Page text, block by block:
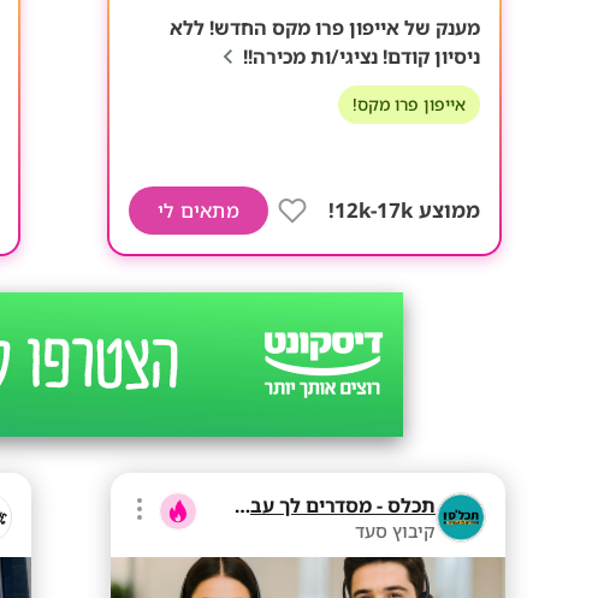
מענק של אייפון פרו מקס החדש! ללא
ניסיון קודם! נציגי/ות מכירה!!
אייפון פרו מקס!
ממוצע 12k-17k! מתאים לי
תכלס - מסדרים לך עבודה
קיבוץ סעד